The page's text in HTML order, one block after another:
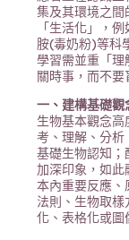
集及其環境之間
「生活化」，
胺(毒奶粉)等科
學習需並重「理
關時事，而不要
一、建構基礎觀
生物基本觀念
考、理解、分
基礎生物認知；
加深印象，如
本內重要反應
法則、生物取
化、表格化或圖